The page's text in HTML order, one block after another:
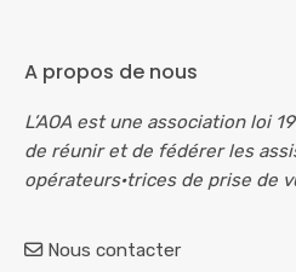
A propos de nous
L’AOA est une association loi
de réunir et de fédérer les
opérateurs·trices de prise de
Nous contacter